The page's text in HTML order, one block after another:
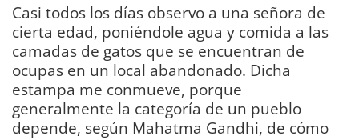
Casi todos los días observo a una señora de
cierta edad, poniéndole agua y comida a las
camadas de gatos que se encuentran de
ocupas en un local abandonado. Dicha
estampa me conmueve, porque
generalmente la categoría de un pueblo
depende, según Mahatma Gandhi, de cómo